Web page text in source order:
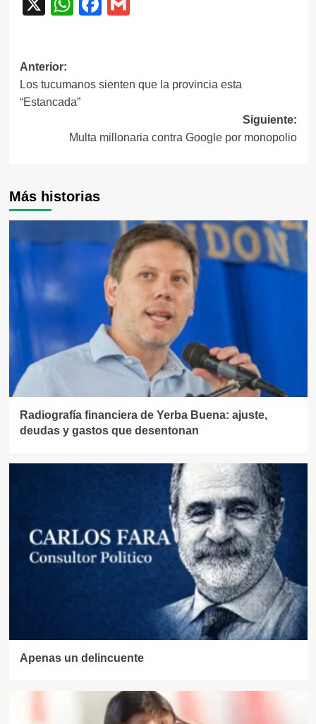
Navegación
de
Anterior:
Los tucumanos sienten que la provincia esta
“Estancada”
Siguiente:
Multa millonaria contra Google por monopolio
Más historias
Radiografía financiera de Yerba Buena: ajuste,
deudas y gastos que desentonan
Apenas un delincuente